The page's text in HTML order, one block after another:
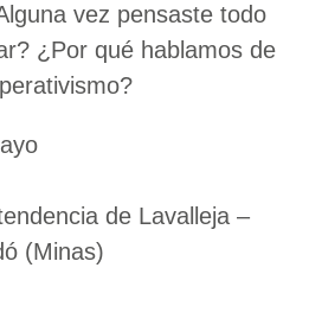
vez pensaste todo
¿Por qué hablamos de
de Lavalleja –
(Minas)